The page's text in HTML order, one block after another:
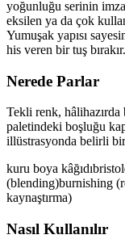
yoğunluğu serinin
eksilen ya da çok
Yumuşak yapısı
his veren bir tuş bırakır.
Nerede Parlar
Tekli renk, hâlihazırda
paletindeki boşluğu
illüstrasyonda belirli
kuru boya kâğıdıbristol
(blending)burnishing
kaynaştırma)
Nasıl Kullanılır